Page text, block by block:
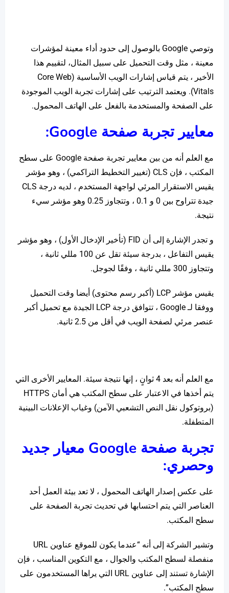
وتوصي Google بالوصول إلى حدود أداء معينة لمؤشرات
معينة ، مثل وقت التحميل على سبيل المثال، لتقييم هذا
الأخير ، يتم قياس إشارات الويب الأساسية (Core Web
Vitals). ويعتمد الترتيب على إشارات تجربة الويب الموجودة
على الصفحة والمستخدمة بالفعل على الهاتف المحمول.
معايير تجربة صفحة Google
:
مع العلم أنه من بين معايير تجربة صفحة Google على سطح
المكتب ، فإن CLS (تغيير التخطيط التراكمي) ، وهو مؤشر
يقيس الاستقرار المرئي لواجهة المستخدم ، لديه درجة CLS
جيدة تتراوح بين 0 و 0.1 ، وتتجاوز 0.25 وهو مؤشر سيء
نتيجة.
و تجدر الإشارة إلى أن FID (تأخير الإدخال الأول) ، وهو مؤشر
يقيس التفاعل ، بدرجة سيئة تقل عن 100 مللي ثانية ،
وتتجاوز 300 مللي ثانية ، وفقًا لجوجل.
يقيس مؤشر LCP (أكبر رسم محتوى) أيضا وقت التحميل
ووفقا لـ Google ، تتوافق درجة LCP الجيدة مع تحميل أكبر
عنصر مرئي لصفحة الويب في أقل من 2.5 ثانية.
مع العلم أنه بعد 4 ثوانٍ ، إنها نتيجة سيئة. المعايير الأخرى التي
يتم أخذها في الاعتبار على سطح المكتب هي أمان HTTPS
(بروتوكول نقل النص التشعبي الآمن) وغياب الإعلانات البينية
المتطفلة.
تجربة صفحة Google معيار جديد
وحصري:
على عكس إصدار الهاتف المحمول ، لا تعد بيئة العمل أحد
العناصر التي يتم احتسابها في تحديث تجربة الصفحة على
سطح المكتب.
وتشير الشركة إلى أنه “عندما يكون للموقع عناوين URL
منفصلة لسطح المكتب والجوال ، مع التكوين المناسب ، فإن
الإشارة تستند إلى عناوين URL التي يراها المستخدمون على
سطح المكتب”.